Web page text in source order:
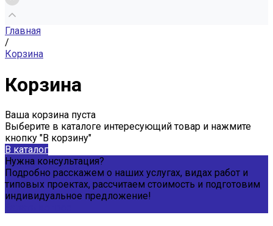
Главная
/
Корзина
Корзина
Ваша корзина пуста
Выберите в каталоге интересующий товар и нажмите
кнопку "В корзину"
В каталог
Нужна консультация?
Подробно расскажем о наших услугах, видах работ и
типовых проектах, рассчитаем стоимость и подготовим
индивидуальное предложение!